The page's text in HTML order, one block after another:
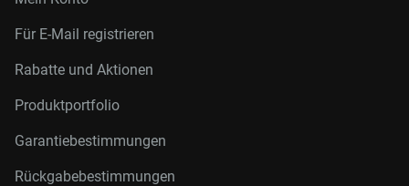
Für E-Mail registrieren
Rabatte und Aktionen
Produktportfolio
Garantiebestimmungen
Rückgabebestimmungen